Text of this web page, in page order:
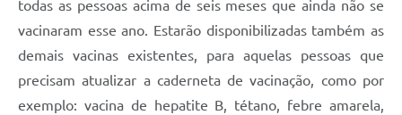
todas as pessoas acima de seis meses que ainda não se
vacinaram esse ano. Estarão disponibilizadas também as
demais vacinas existentes, para aquelas pessoas que
precisam atualizar a caderneta de vacinação, como por
exemplo: vacina de hepatite B, tétano, febre amarela,